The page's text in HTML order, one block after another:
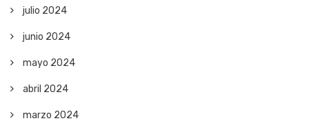
julio 2024
junio 2024
mayo 2024
abril 2024
marzo 2024